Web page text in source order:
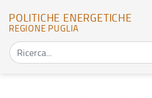
POLITICHE ENERGETICHE
REGIONE PUGLIA